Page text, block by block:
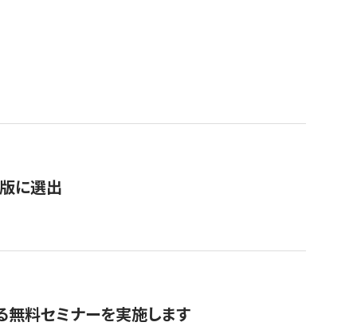
に選出
無料セミナーを実施します